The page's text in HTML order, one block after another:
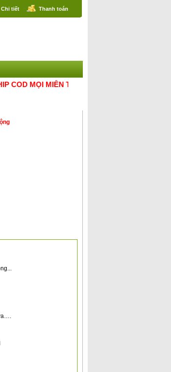
Chi tiết Thanh toán
MỌI MIỀN TỔ QUỐC.THANK